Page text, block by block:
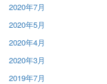
2020年7月
2020年5月
2020年4月
2020年3月
2019年7月